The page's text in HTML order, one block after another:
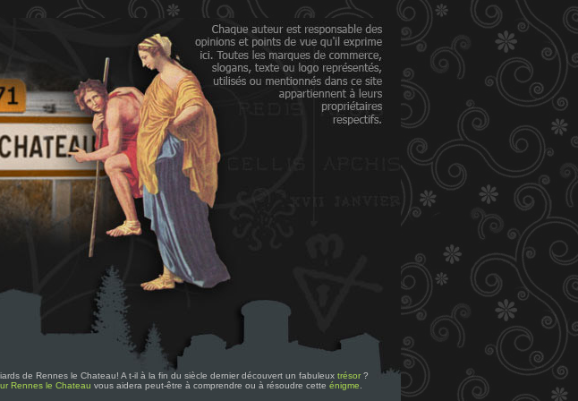
de Rennes le Chateau! A t-il à la fin du siècle dernier découvert un fabuleux trésor ?
Rennes le Chateau vous aidera peut-être à comprendre ou à résoudre cette énigme